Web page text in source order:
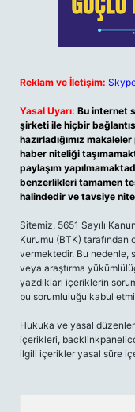
Reklam ve İletişim:
Yasal Uyarı: Bu internet
şirketi ile hiçbir
hazırladığımız
haber niteliği
paylaşım
benzerlikleri tamamen
halindedir ve tavsiye
Sitemiz, 5651 Sayılı
Kurumu (BTK) tarafından
vermektedir. Bu nedenle,
veya araştırma
yazdıkları içeriklerin
bu sorumluluğu kabul
Hukuka ve yasal
içerikleri,
ilgili içerikler yasal süre